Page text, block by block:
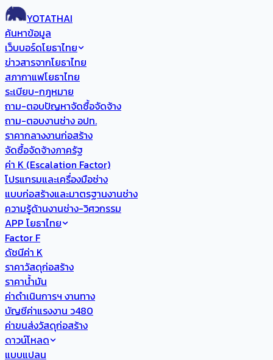
YOTATHAI
ค้นหาข้อมูล
เว็บบอร์ดโยธาไทย
ข่าวสารจากโยธาไทย
สภากาแฟโยธาไทย
ระเบียบ-กฎหมาย
ถาม-ตอบปัญหาจัดซื้อจัดจ้าง
ถาม-ตอบงานช่าง อปท.
ราคากลางงานก่อสร้าง
จัดซื้อจัดจ้างภาครัฐ
ค่า K (Escalation Factor)
โปรแกรมและเครื่องมือช่าง
แบบก่อสร้างและมาตรฐานงานช่าง
ความรู้ด้านงานช่าง-วิศวกรรม
APP โยธาไทย
Factor F
ดัชนีค่า K
ราคาวัสดุก่อสร้าง
ราคาน้ำมัน
ค่าดำเนินการฯ งานทาง
บัญชีค่าแรงงาน ว480
ค่าขนส่งวัสดุก่อสร้าง
ดาวน์โหลด
แบบแปลน